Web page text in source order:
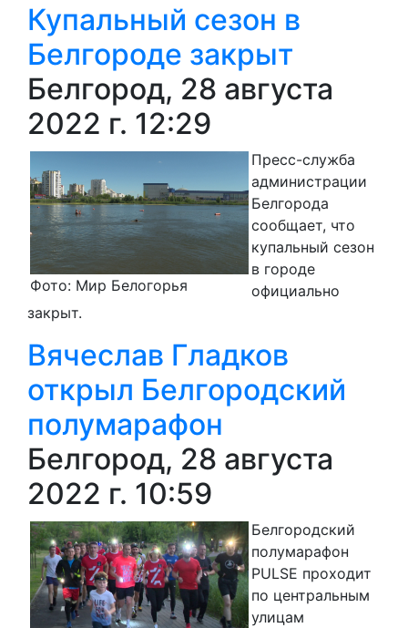
Купальный сезон в
Белгороде закрыт
Белгород, 28 августа
2022 г. 12:29
Фото: Мир Белогорья
Пресс-служба
администрации
Белгорода
сообщает, что
купальный сезон
в городе
официально
закрыт.
Вячеслав Гладков
открыл Белгородский
полумарафон
Белгород, 28 августа
2022 г. 10:59
Белгородский
полумарафон
PULSE проходит
по центральным
улицам